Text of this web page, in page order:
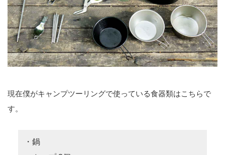
現在僕がキャンプツーリングで使っている食器類はこちらで
す。
・鍋